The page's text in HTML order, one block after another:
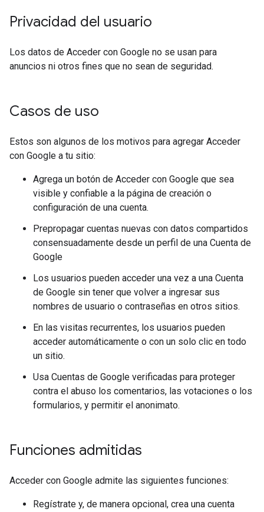
Privacidad del usuario
Los datos de Acceder con Google no se usan para
anuncios ni otros fines que no sean de seguridad.
Casos de uso
Estos son algunos de los motivos para agregar Acceder
con Google a tu sitio:
Agrega un botón de Acceder con Google que sea
visible y confiable a la página de creación o
configuración de una cuenta.
Prepropagar cuentas nuevas con datos compartidos
consensuadamente desde un perfil de una Cuenta de
Google
Los usuarios pueden acceder una vez a una Cuenta
de Google sin tener que volver a ingresar sus
nombres de usuario o contraseñas en otros sitios.
En las visitas recurrentes, los usuarios pueden
acceder automáticamente o con un solo clic en todo
un sitio.
Usa Cuentas de Google verificadas para proteger
contra el abuso los comentarios, las votaciones o los
formularios, y permitir el anonimato.
Funciones admitidas
Acceder con Google admite las siguientes funciones:
Regístrate y, de manera opcional, crea una cuenta